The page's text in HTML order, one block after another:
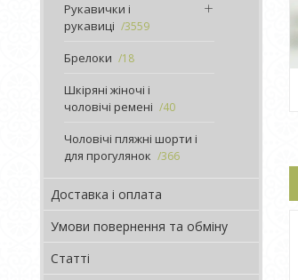
Рукавички і
рукавиці
3559
Брелоки 18
Шкіряні жіночі і
чоловічі ремені
40
Чоловічі пляжні шорти і
для прогулянок
366
Доставка і оплата
Умови повернення та обміну
Статті